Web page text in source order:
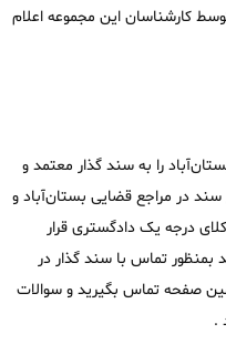
کارشناسان این مجموعه اعلام
را به سند گذار معتمد و
در مراجع قضایی بستان‌آباد و
درجه یک دادگستری قرار
بمنظور تماس با سند گذار در
صفحه تماس بگیرید و سوالات
.